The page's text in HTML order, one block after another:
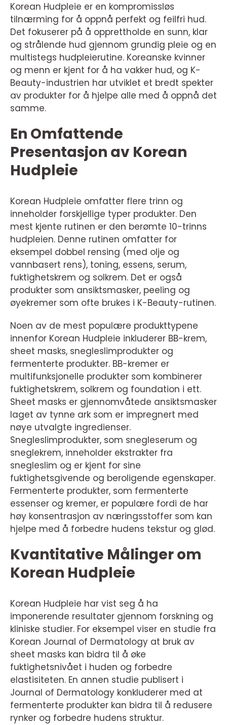
Korean Hudpleie er en kompromissløs
tilnærming for å oppnå perfekt og feilfri hud.
Det fokuserer på å opprettholde en sunn, klar
og strålende hud gjennom grundig pleie og en
multistegs hudpleierutine. Koreanske kvinner
og menn er kjent for å ha vakker hud, og K-
Beauty-industrien har utviklet et bredt spekter
av produkter for å hjelpe alle med å oppnå det
samme.
En Omfattende
Presentasjon av Korean
Hudpleie
Korean Hudpleie omfatter flere trinn og
inneholder forskjellige typer produkter. Den
mest kjente rutinen er den berømte 10-trinns
hudpleien. Denne rutinen omfatter for
eksempel dobbel rensing (med olje og
vannbasert rens), toning, essens, serum,
fuktighetskrem og solkrem. Det er også
produkter som ansiktsmasker, peeling og
øyekremer som ofte brukes i K-Beauty-rutinen.
Noen av de mest populære produkttypene
innenfor Korean Hudpleie inkluderer BB-krem,
sheet masks, snegleslimprodukter og
fermenterte produkter. BB-kremer er
multifunksjonelle produkter som kombinerer
fuktighetskrem, solkrem og foundation i ett.
Sheet masks er gjennomvåtede ansiktsmasker
laget av tynne ark som er impregnert med
nøye utvalgte ingredienser.
Snegleslimprodukter, som snegleserum og
sneglekrem, inneholder ekstrakter fra
snegleslim og er kjent for sine
fuktighetsgivende og beroligende egenskaper.
Fermenterte produkter, som fermenterte
essenser og kremer, er populære fordi de har
høy konsentrasjon av næringsstoffer som kan
hjelpe med å forbedre hudens tekstur og glød.
Kvantitative Målinger om
Korean Hudpleie
Korean Hudpleie har vist seg å ha
imponerende resultater gjennom forskning og
kliniske studier. For eksempel viser en studie fra
Korean Journal of Dermatology at bruk av
sheet masks kan bidra til å øke
fuktighetsnivået i huden og forbedre
elastisiteten. En annen studie publisert i
Journal of Dermatology konkluderer med at
fermenterte produkter kan bidra til å redusere
rynker og forbedre hudens struktur.